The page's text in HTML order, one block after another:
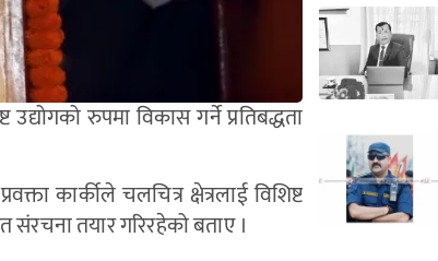
उद्योगको रुपमा विकास गर्ने प्रतिबद्धता
कार्कीले चलचित्र क्षेत्रलाई विशिष्ट
तयार गरिरहेको बताए ।